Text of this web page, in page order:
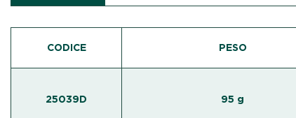
CODICE PESO
25039D 95 g